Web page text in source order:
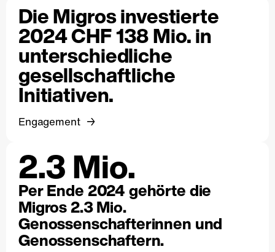
Die Migros investierte
2024 CHF 138 Mio. in
unterschiedliche
gesellschaftliche
Initiativen.
Engagement
2.3 Mio.
Per Ende 2024 gehörte die
Migros 2.3 Mio.
Genossenschafterinnen und
Genossenschaftern.